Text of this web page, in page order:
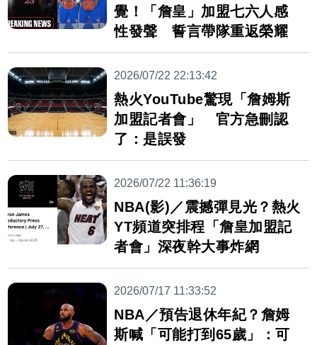
覺！「詹皇」加盟七六人感
性發聲 誓言帶隊重返榮耀
2026/07/22 22:13:42
熱火YouTube驚現「詹姆斯
加盟記者會」 官方急刪認
了：是誤發
2026/07/22 11:36:19
NBA(影)／震撼彈見光？熱火
YT頻道突排程「詹皇加盟記
者會」深夜幹大事炸網
2026/07/17 11:33:52
NBA／預告退休年紀？詹姆
斯喊「可能打到65歲」：可